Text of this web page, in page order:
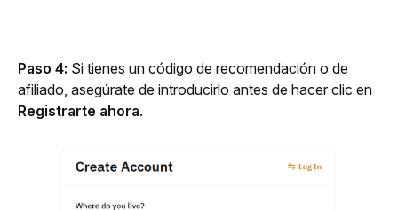
Paso 4: Si tienes un código de recomendación o de
Registrarte ahora.